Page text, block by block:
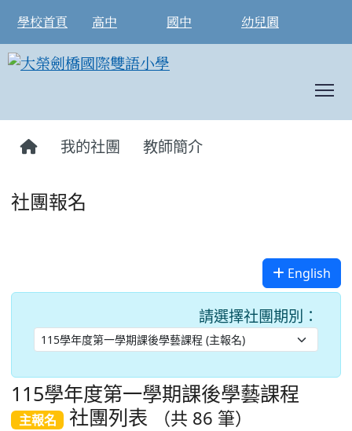
學校首頁 高中 國中 幼兒園
我的社團 教師簡介
社團報名
English
請選擇社團期別：
115學年度第一學期課後學藝課程
主報名 社團列表 （共 86 筆）